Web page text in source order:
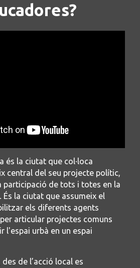
és la ciutat que col·loca
central del seu projecte polític,
participació de tots i totes en la
És la ciutat que assumeix el
els diferents agents
articular projectes comuns
l'espai urbà en un espai
de l’acció local es